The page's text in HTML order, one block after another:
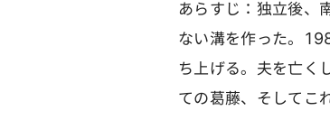
あらすじ：独立後、
ない溝を作った。
ち上げる。夫を亡く
ての葛藤、そしてこ